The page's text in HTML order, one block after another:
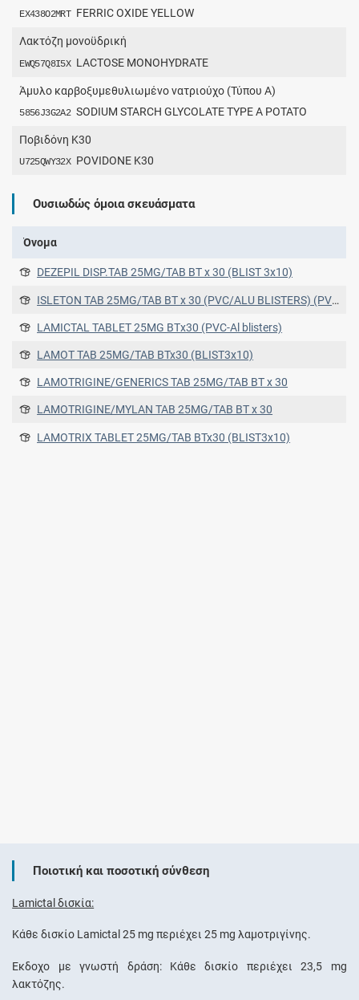
EX438O2MRT FERRIC OXIDE YELLOW
Λακτόζη μονοϋδρική
EWQ57Q8I5X LACTOSE MONOHYDRATE
Άμυλο καρβοξυμεθυλιωμένο νατριούχο (Τύπου A)
5856J3G2A2 SODIUM STARCH GLYCOLATE TYPE A POTATO
Ποβιδόνη K30
U725QWY32X POVIDONE K30
Ουσιωδώς όμοια σκευάσματα
Όνομα
DEZEPIL DISP.TAB 25MG/TAB BT x 30 (BLIST 3x10)
ISLETON TAB 25MG/TAB BT x 30 (PVC/ALU BLISTERS) (PVC/ALU BLISTERS)
LAMICTAL TABLET 25MG ΒΤx30 (PVC-Al blisters)
LAMOT TAB 25MG/TAB BTx30 (BLIST3x10)
LAMOTRIGINE/GENERICS TAB 25MG/TAB BT x 30
LAMOTRIGINE/MYLAN TAB 25MG/TAB BT x 30
LAMOTRIX TABLET 25MG/TAB BTx30 (BLIST3x10)
Ποιοτική και ποσοτική σύνθεση
Lamictal δισκία:
Κάθε δισκίο Lamictal 25 mg περιέχει 25 mg λαμοτριγίνης.
Έκδοχο με γνωστή δράση: Κάθε δισκίο περιέχει 23,5 mg
λακτόζης.